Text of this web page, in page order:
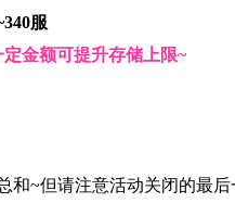
服
金额可提升存储上限~
~但请注意活动关闭的最